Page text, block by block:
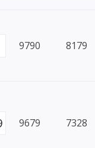
9790 8179
9679 7328